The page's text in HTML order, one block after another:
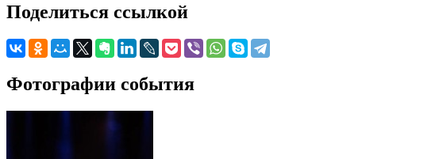
Поделиться ссылкой
Фотографии события